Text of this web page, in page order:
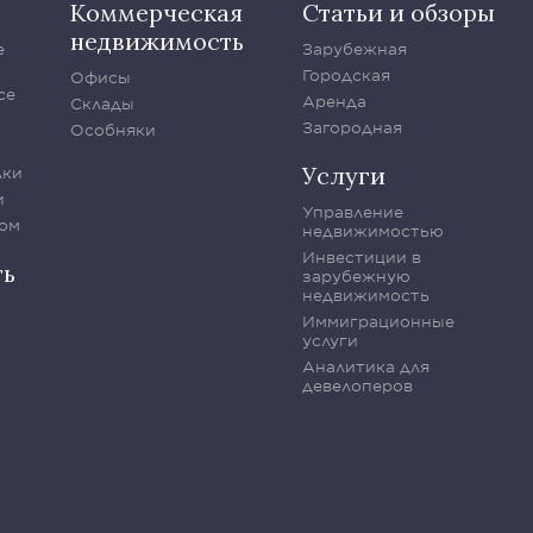
Коммерческая
недвижимость
Офисы
Склады
Особняки
Статьи и обзоры
Зарубежная
Городская
Аренда
Загородная
Услуги
Управление
недвижимостью
Инвестиции в
зарубежную
недвижимость
Иммиграционные
услуги
Аналитика для
девелоперов